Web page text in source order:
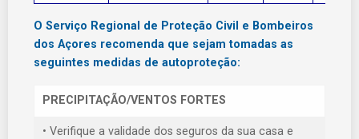
O Serviço Regional de Proteção Civil e Bombeiros
dos Açores recomenda que sejam tomadas as
seguintes medidas de autoproteção:
PRECIPITAÇÃO/VENTOS FORTES
• Verifique a validade dos seguros da sua casa e